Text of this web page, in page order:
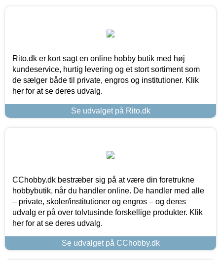
Rito.dk er kort sagt en online hobby butik med høj
kundeservice, hurtig levering og et stort sortiment som
de sælger både til private, engros og institutioner. Klik
her for at se deres udvalg.
Se udvalget på Rito.dk
CChobby.dk bestræber sig på at være din foretrukne
hobbybutik, når du handler online. De handler med alle
– private, skoler/institutioner og engros – og deres
udvalg er på over tolvtusinde forskellige produkter. Klik
her for at se deres udvalg.
Se udvalget på CChobby.dk